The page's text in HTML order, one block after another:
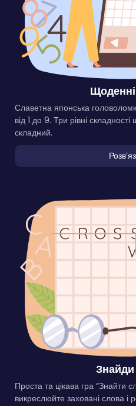
Славетна японська
від 1 до 9. Три рівні
складний.
Проста та цікава гра “Знайти
викреслюйте заховані слова і